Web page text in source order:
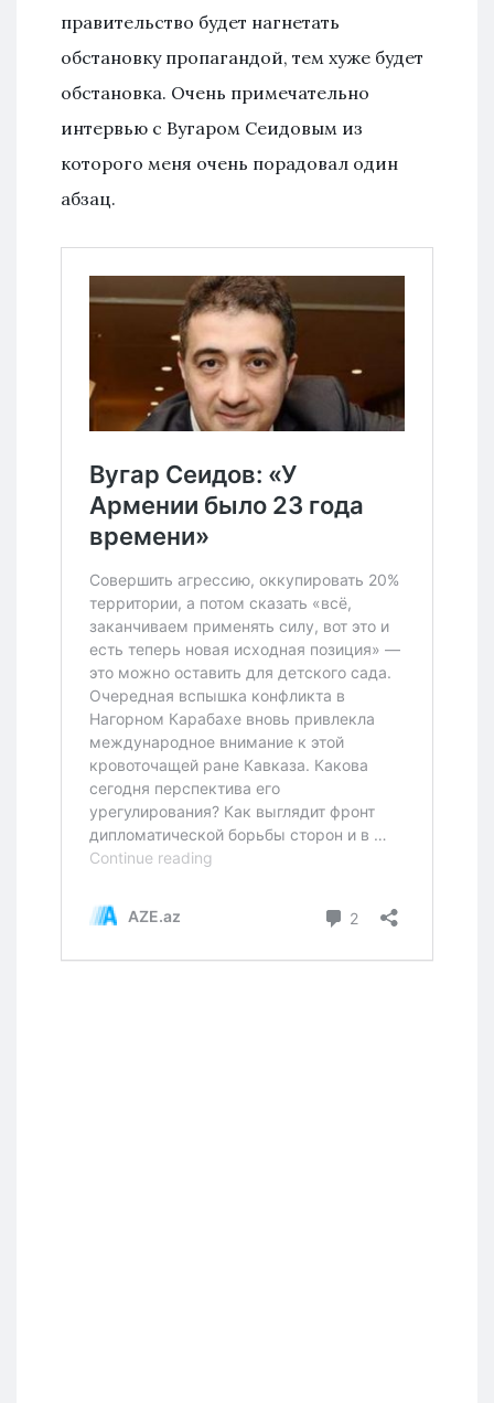
правительство будет нагнетать
обстановку пропагандой, тем хуже будет
обстановка. Очень примечательно
интервью с Вугаром Сеидовым из
которого меня очень порадовал один
абзац.